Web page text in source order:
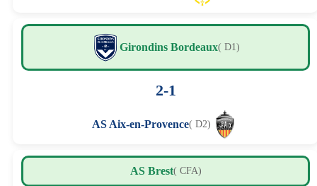
Girondins Bordeaux( D1)
2-1
AS Aix-en-Provence( D2)
AS Brest( CFA)